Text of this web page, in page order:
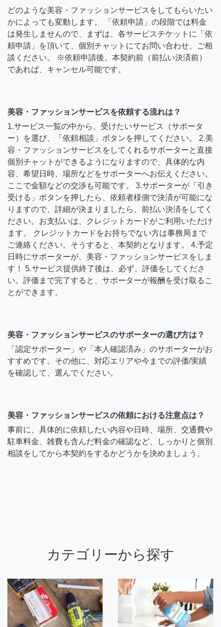
どのような美容・ファッションサービスをしてもらいたい
かによっても変動します。 「依頼申請」の段階では料金
は発生しませんので、まずは、各サービスチケットに「依
頼申請」を頂いて、個別チャットにてお問い合わせ、ご相
談ください。 ※依頼申請後、本契約前（前払い決済前）
であれば、キャンセル可能です。
美容・ファッションサービスを依頼する流れは？
1.サービス一覧の中から、受けたいサービス（サポータ
ー）を選び、「依頼相談」ボタンを押してください。 2.美
容・ファッションサービスをしてくれるサポーターと直接
個別チャットができるようになりますので、具体的な内
容、希望日時、場所などをサポーターへお伝えください。
ここで金額などの交渉も可能です。 3.サポーターが「引き
受ける」ボタンを押したら、依頼者様側で決済が可能にな
りますので、詳細が決まりましたら、前払い決済をしてく
ださい。お支払いは、クレジットカードがご利用いただけ
ます。 クレジットカードをお持ちでない方は事務局まで
ご連絡ください。そうすると、本契約となります。 4.予定
日時にサポーターが、美容・ファッションサービスをしま
す！ 5.サービス提供終了後は、必ず、評価をしてくださ
い。評価まで完了すると、サポーターが報酬を受け取るこ
とができます。
美容・ファッションサービスのサポーターの選び方は？
「認定サポーター」や「本人確認済み」のサポーターがお
すすめです。その他に、対応エリアや今までの評価/実績
を確認して、選んでください。
美容・ファッションサービスの依頼における注意点は？
事前に、具体的に依頼したい内容や日時、場所、交通費や
駐車料金、雑費も含んだ料金の確認など、しっかりと個別
相談をしてから本契約をするかどうかを決めましょう。
カテゴリーから探す